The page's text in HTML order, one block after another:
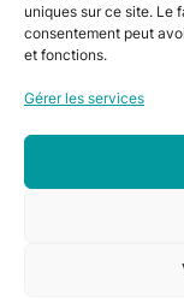
uniques sur ce site. Le
consentement peut
et fonctions.
Gérer les services
+33 06 22 09
+33 06 24 78